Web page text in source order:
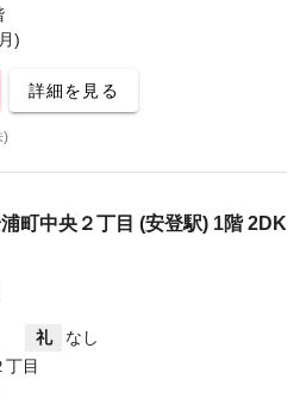
)
詳細を見る
)
町中央２丁目 (安登駅) 1階 2DK
礼
なし
目